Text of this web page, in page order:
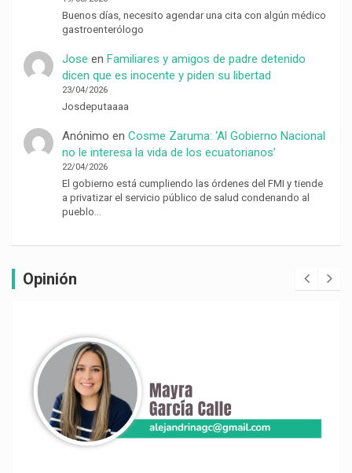
Buenos días, necesito agendar una cita con algún médico
gastroenterólogo
Jose en Familiares y amigos de padre detenido
dicen que es inocente y piden su libertad
23/04/2026
Josdeputaaaa
Anónimo en Cosme Zaruma: ‘Al Gobierno Nacional
no le interesa la vida de los ecuatorianos’
22/04/2026
El gobierno está cumpliendo las órdenes del FMI y tiende
a privatizar el servicio público de salud condenando al
pueblo…
Opinión